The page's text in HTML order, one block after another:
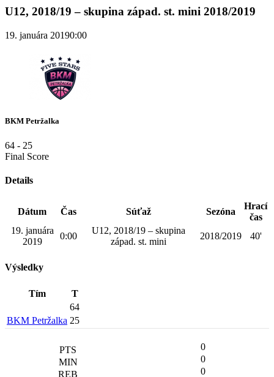
U12, 2018/19 – skupina západ. st. mini 2018/2019
19. januára 20190:00
BKM Petržalka
64 - 25
Final Score
Details
Dátum Čas Súťaž Sezóna
Hrací
čas
19. januára
2019
0:00
U12, 2018/19 – skupina
západ. st. mini
2018/2019 40'
Výsledky
Tím
T
64
BKM Petržalka 25
0
0
0